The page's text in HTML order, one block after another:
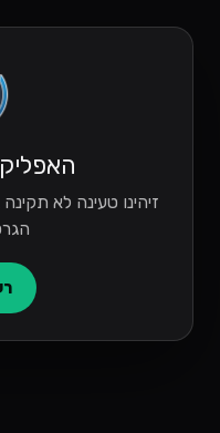
זיהינו טעינה לא